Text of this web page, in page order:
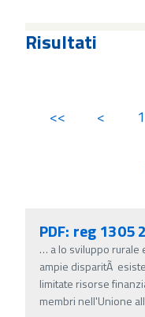
Risultati
<< < 1
PDF: reg
… a lo sviluppo rurale
ampie disparitÃ
limitate risorse
membri nell'Unione